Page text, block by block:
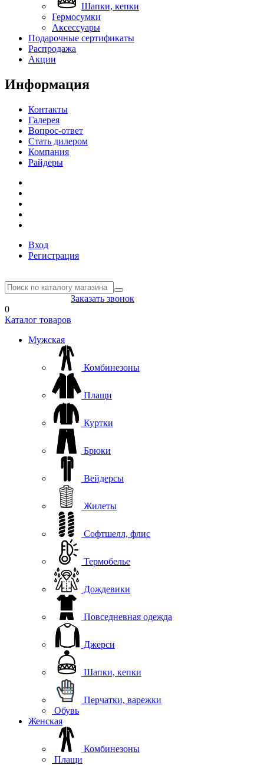
Шапки, кепки
Гермосумки
Аксессуары
Подарочные сертификаты
Распродажа
Акции
Информация
Контакты
Галерея
Вопрос-ответ
Стать дилером
Компания
Райдеры
Вход
Регистрация
Заказать звонок
0
Каталог товаров
Мужская
Комбинезоны
Плащи
Куртки
Брюки
Вейдерсы
Жилеты
Софтшелл, флис
Термобелье
Дождевики
Повседневная одежда
Джерси
Шапки, кепки
Перчатки, варежки
Обувь
Женская
Комбинезоны
Плащи